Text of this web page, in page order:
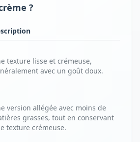
?
texture lisse et crémeuse,
avec un goût doux.
version allégée avec moins de
grasses, tout en conservant
texture crémeuse.